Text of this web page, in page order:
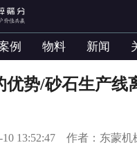
例 物料 新闻
优势/砂石生产线
10 13:52:47 作者：东蒙机